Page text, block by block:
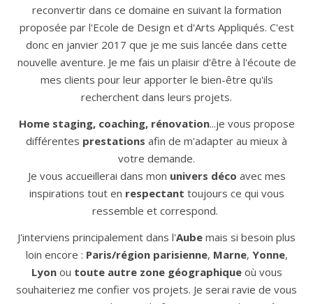
reconvertir dans ce domaine en suivant la formation
proposée par l'Ecole de Design et d'Arts Appliqués. C'est
donc en janvier 2017 que je me suis lancée dans cette
nouvelle aventure. Je me fais un plaisir d'être à l'écoute de
mes clients pour leur apporter le bien-être qu'ils
recherchent dans leurs projets.
Home staging, coaching, rénovation...je vous propose
différentes prestations afin de m'adapter au mieux à
votre demande.
Je vous accueillerai dans mon univers déco avec mes
inspirations tout en respectant toujours ce qui vous
ressemble et correspond.
J'interviens principalement dans l'Aube mais si besoin plus
loin encore : Paris/région parisienne, Marne, Yonne,
Lyonou toute autre zone géographiqueoù vous
souhaiteriez me confier vos projets. Je serai ravie de vous